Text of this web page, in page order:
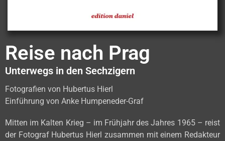
Reise nach Prag
Unterwegs in den Sechzigern
Fotografien von Hubertus Hierl
Einführung von Anke Humpeneder-Graf
Mitten im Kalten Krieg – im Frühjahr des Jahres 1965 – reist
der Fotograf Hubertus Hierl zusammen mit einem Redakteur